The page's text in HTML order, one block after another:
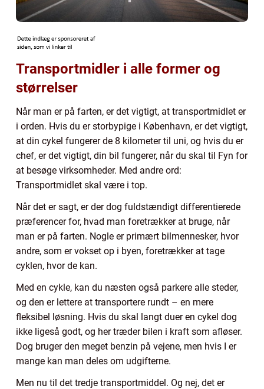
Transportmidler i alle former og
størrelser
Når man er på farten, er det vigtigt, at transportmidlet er
i orden. Hvis du er storbypige i København, er det vigtigt,
at din cykel fungerer de 8 kilometer til uni, og hvis du er
chef, er det vigtigt, din bil fungerer, når du skal til Fyn for
at besøge virksomheder. Med andre ord:
Transportmidlet skal være i top.
Når det er sagt, er der dog fuldstændigt differentierede
præferencer for, hvad man foretrækker at bruge, når
man er på farten. Nogle er primært bilmennesker, hvor
andre, som er vokset op i byen, foretrækker at tage
cyklen, hvor de kan.
Med en cykle, kan du næsten også parkere alle steder,
og den er lettere at transportere rundt – en mere
fleksibel løsning. Hvis du skal langt duer en cykel dog
ikke ligeså godt, og her træder bilen i kraft som afløser.
Dog bruger den meget benzin på vejene, men hvis I er
mange kan man deles om udgifterne.
Men nu til det tredje transportmiddel. Og nej, det er